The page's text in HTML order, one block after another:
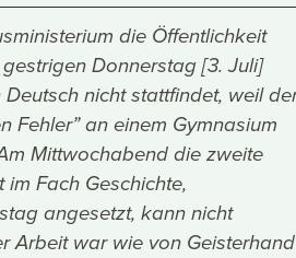
die Öffentlichkeit
Donnerstag [3. Juli]
nicht stattfindet, weil
Fehler” an einem Gymnasium
Mittwochabend die zweite
Fach Geschichte,
angesetzt, kann nicht
Arbeit war wie von Geisterhand